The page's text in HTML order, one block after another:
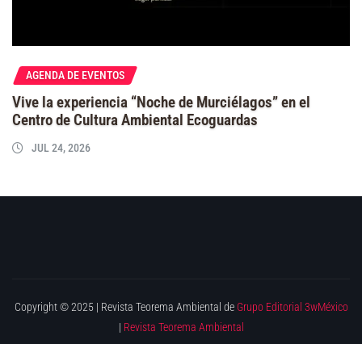
AGENDA DE EVENTOS
Vive la experiencia “Noche de Murciélagos” en el
Centro de Cultura Ambiental Ecoguardas
JUL 24, 2026
Copyright © 2025 | Revista Teorema Ambiental de Grupo Editorial 3wMéxico
| Revista Teorema Ambiental